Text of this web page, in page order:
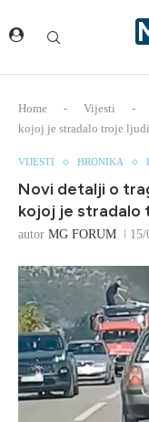
Home - Vijesti -
kojoj je stradalo troje ljudi
VIJESTI HRONIKA
Novi detalji o
kojoj je stradalo
autor MG FORUM 15/